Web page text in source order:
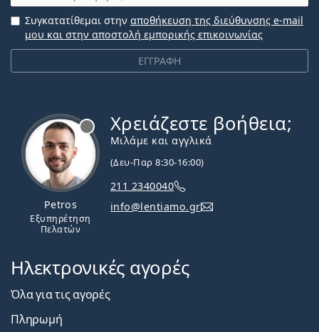
ΕΓΓΡΑΦΗ
Συγκατατίθεμαι στην αποθήκευση της διεύθυνσης e-mail
μου και στην αποστολή εμπορικής επικοινωνίας
Petros
Εξυπηρέτηση
Πελατών
Χρειάζεστε βοήθεια;
Μιλάμε και αγγλικά
(Δευ-Παρ 8:30-16:00)
211 2340040
info@lentiamo.gr
Ηλεκτρονικές αγορές
Όλα για τις αγορές
Πληρωμή